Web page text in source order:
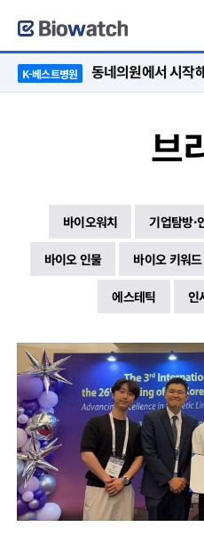
K-베스트병원
브
바이오워치 기업탐방·
바이오 인물 바이오 키워드
에스테틱 인